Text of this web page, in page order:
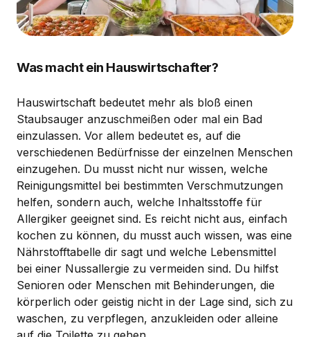
Was macht ein Hauswirtschafter?
Hauswirtschaft bedeutet mehr als bloß einen
Staubsauger anzuschmeißen oder mal ein Bad
einzulassen. Vor allem bedeutet es, auf die
verschiedenen Bedürfnisse der einzelnen Menschen
einzugehen. Du musst nicht nur wissen, welche
Reinigungsmittel bei bestimmten Verschmutzungen
helfen, sondern auch, welche Inhaltsstoffe für
Allergiker geeignet sind. Es reicht nicht aus, einfach
kochen zu können, du musst auch wissen, was eine
Nährstofftabelle dir sagt und welche Lebensmittel
bei einer Nussallergie zu vermeiden sind. Du hilfst
Senioren oder Menschen mit Behinderungen, die
körperlich oder geistig nicht in der Lage sind, sich zu
waschen, zu verpflegen, anzukleiden oder alleine